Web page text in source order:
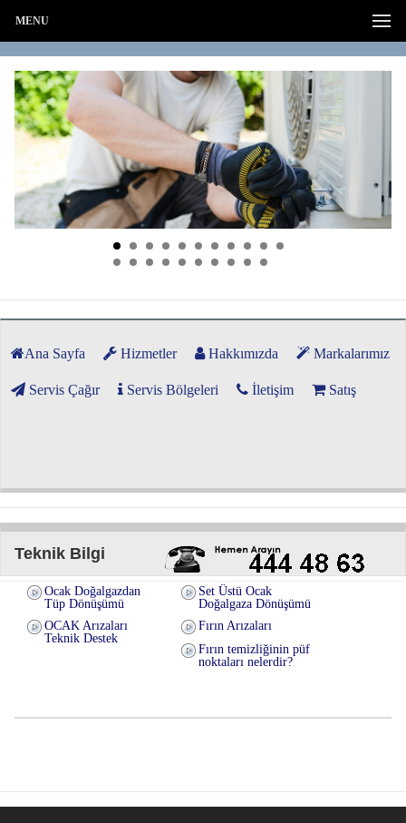
MENU
Ana Sayfa Hizmetler Hakkımızda Markalarımız
Servis Çağır Servis Bölgeleri İletişim Satış
Teknik Bilgi
Ocak Doğalgazdan
Tüp Dönüşümü
Set Üstü Ocak
Doğalgaza Dönüşümü
OCAK Arızaları
Teknik Destek
Fırın Arızaları
Fırın temizliğinin püf
noktaları nelerdir?